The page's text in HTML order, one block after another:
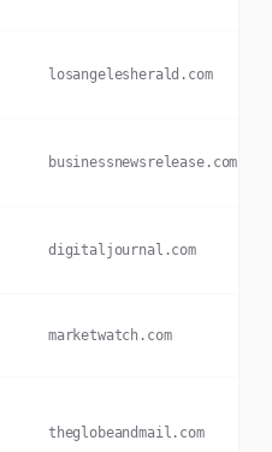
losangelesherald.com
businessnewsrelease.com
digitaljournal.com
marketwatch.com
theglobeandmail.com